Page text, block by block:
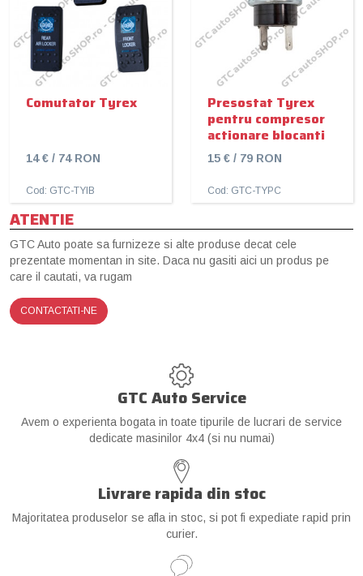
Comutator Tyrex
14 € / 74 RON
Cod: GTC-TYIB
Presostat Tyrex
pentru compresor
actionare blocanti
15 € / 79 RON
Cod: GTC-TYPC
ATENTIE
GTC Auto poate sa furnizeze si alte produse decat cele
prezentate momentan in site. Daca nu gasiti aici un produs pe
care il cautati, va rugam
CONTACTATI-NE
GTC Auto Service
Avem o experienta bogata in toate tipurile de lucrari de service
dedicate masinilor 4x4 (si nu numai)
Livrare rapida din stoc
Majoritatea produselor se afla in stoc, si pot fi expediate rapid prin
curier.